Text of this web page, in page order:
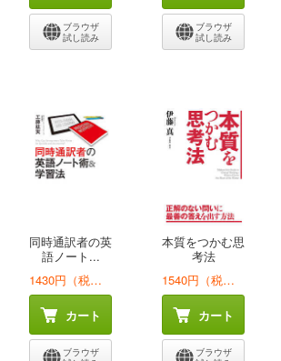
ブラウザ
試し読み
ブラウザ
試し読み
同時通訳者の英
語ノート...
1430円（税込）
カート
ブラウザ
本質をつかむ思
考法
1540円（税込）
カート
ブラウザ